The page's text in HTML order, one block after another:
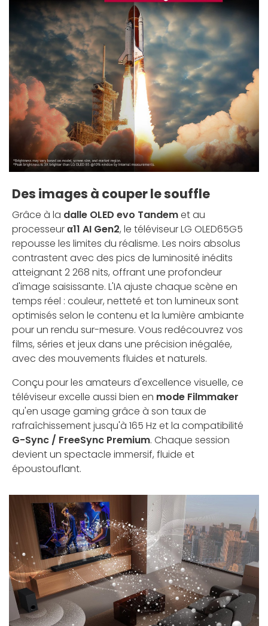
Des images à couper le souffle
Grâce à la dalle OLED evo Tandemet au
processeurα11 AI Gen2, le téléviseur LG OLED65G5
repousse les limites du réalisme. Les noirs absolus
contrastent avec des pics de luminosité inédits
atteignant 2 268 nits, offrant une profondeur
d'image saisissante. L'IA ajuste chaque scène en
temps réel : couleur, netteté et ton lumineux sont
optimisés selon le contenu et la lumière ambiante
pour un rendu sur-mesure. Vous redécouvrez vos
films, séries et jeux dans une précision inégalée,
avec des mouvements fluides et naturels.
Conçu pour les amateurs d'excellence visuelle, ce
téléviseur excelle aussi bien en mode Filmmaker
qu'en usage gaming grâce à son taux de
rafraîchissement jusqu'à 165 Hz et la compatibilité
G-Sync / FreeSync Premium. Chaque session
devient un spectacle immersif, fluide et
époustouflant.